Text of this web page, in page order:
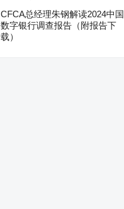
CFCA总经理朱钢解读2024中国
数字银行调查报告（附报告下
载）